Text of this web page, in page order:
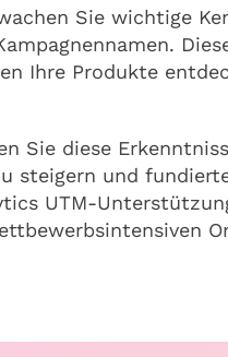
Sie wichtige
Ihre Produkte
Sie diese
steigern und
UTM-